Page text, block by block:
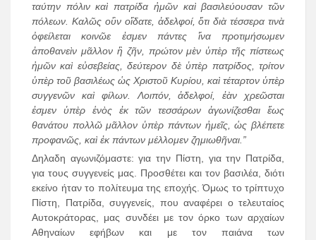
ταύτην πόλιν καὶ πατρίδα ἠμῶν καὶ βασιλεύουσαν τῶν
πόλεων. Καλῶς οὒν οἴδατε, ἀδελφοί, ὅτι διὰ τέσσερα τινὰ
ὀφείλεται κοινῶε ἐσμεν πάντες ἴνα προτιμήσωμεν
ἀποθανεὶν μᾶλλον ἢ ζῆν, πρώτον μὲν ὑπὲρ τῆς πίστεως
ἠμῶν καὶ εὐσεβείας, δεύτερον δὲ ὑπὲρ πατρίδος, τρίτον
ὑπὲρ τοῦ βασιλέως ὡς Χριστοῦ Κυρίου, καὶ τέταρτον ὑπὲρ
συγγενῶν καὶ φίλων. Λοιπόν, ἀδελφοί, ἐὰν χρεῶσται
ἐσμεν ὑπὲρ ἑνὸς ἐκ τῶν τεσσάρων ἀγωνίζεσθαι ἕως
θανάτου πολλῶ μᾶλλον ὑπὲρ πάντων ἠμεῖς, ὡς βλέπετε
προφανῶς, καὶ ἐκ πάντων μέλλομεν ζημιωθῆναι.”
Δηλαδη αγωνιζόμαστε: για την Πίστη, για την Πατρίδα,
για τους συγγενείς μας. Προσθέτει και τον βασιλέα, διότι
εκείνο ήταν το πολίτευμα της εποχής. Όμως το τρίπτυχο
Πίστη, Πατρίδα, συγγενείς, που αναφέρει ο τελευταίος
Αυτοκράτορας, μας συνδέει με τον όρκο των αρχαίων
Αθηναίων εφήβων και με τον παιάνα των